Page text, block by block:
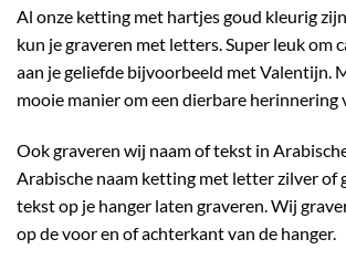
Al onze ketting met hartjes goud kleurig
kun je graveren met letters. Super leuk om
aan je geliefde bijvoorbeeld met Valentijn.
mooie manier om een dierbare herinnering
Ook graveren wij naam of tekst in
Arabische naam ketting met letter zilver of
tekst op je hanger laten graveren. Wij
op de voor en of achterkant van de hanger.